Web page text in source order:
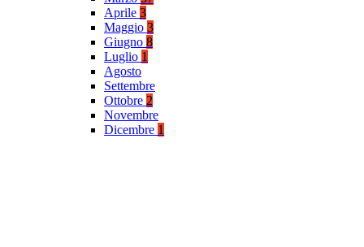
Aprile 3
Maggio 3
Giugno 8
Luglio 1
Agosto
Settembre
Ottobre 2
Novembre
Dicembre 1